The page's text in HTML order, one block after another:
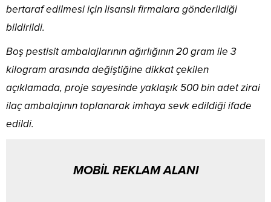
bertaraf edilmesi için lisanslı firmalara gönderildiği
bildirildi.
Boş pestisit ambalajlarının ağırlığının 20 gram ile 3
kilogram arasında değiştiğine dikkat çekilen
açıklamada, proje sayesinde yaklaşık 500 bin adet zirai
ilaç ambalajının toplanarak imhaya sevk edildiği ifade
edildi.
MOBİL REKLAM ALANI